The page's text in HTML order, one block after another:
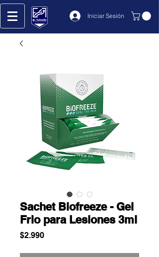
Iniciar Sesión
Sachet Biofreeze - Gel
Frio para Lesiones 3ml
$2.990Precio